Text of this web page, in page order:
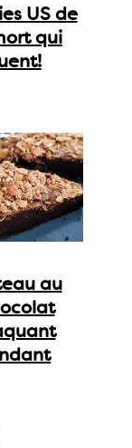
US de
qui
au